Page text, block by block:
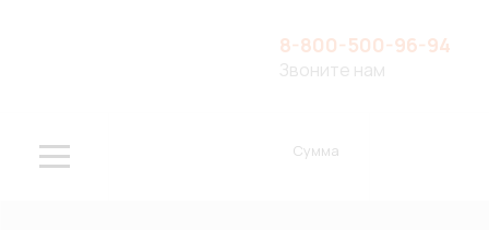
8-800-500-96-94
Звоните нам
Сумма